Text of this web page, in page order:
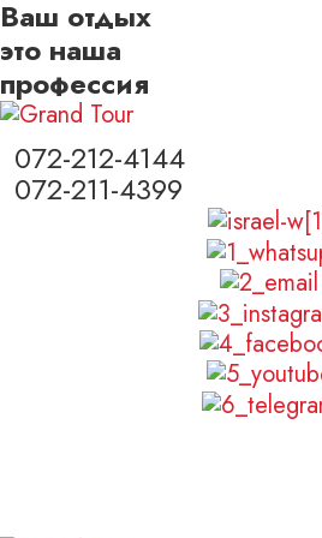
Ваш отдых
это наша
профессия
072-212-4144
072-211-4399